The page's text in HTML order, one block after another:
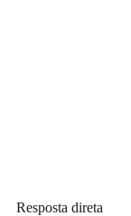
Resposta direta